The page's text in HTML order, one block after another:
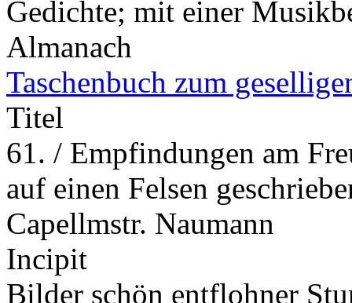
Gedichte; mit einer
Almanach
Taschenbuch zum
Titel
61. / Empfindungen am
auf einen Felsen
Capellmstr. Naumann
Incipit
Bilder schön entflohner